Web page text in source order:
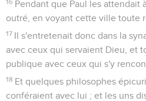
16 Pendant que Paul les attendait
outré, en voyant cette ville toute
17 Il s'entretenait donc dans la
avec ceux qui servaient Dieu, et
publique avec ceux qui s'y
18 Et quelques philosophes
conféraient avec lui ; et les uns